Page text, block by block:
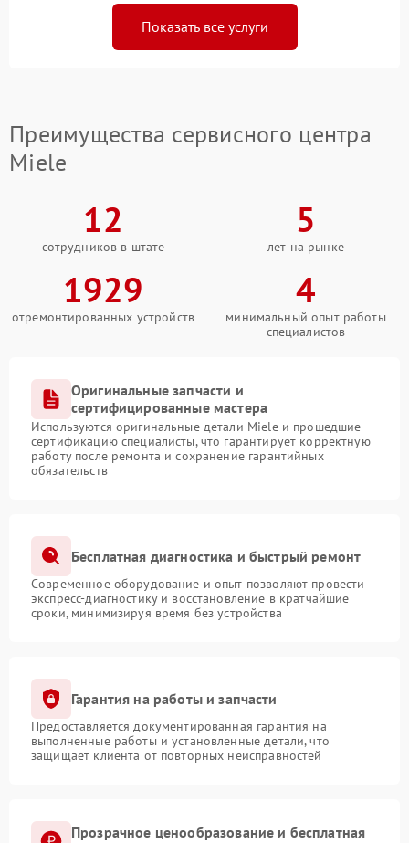
Показать все услуги
Преимущества сервисного центра
Miele
12
сотрудников в штате
5
лет на рынке
1929
отремонтированных устройств
4
минимальный опыт работы
специалистов
Оригинальные запчасти и
сертифицированные мастера
Используются оригинальные детали Miele и прошедшие
сертификацию специалисты, что гарантирует корректную
работу после ремонта и сохранение гарантийных
обязательств
Бесплатная диагностика и быстрый ремонт
Современное оборудование и опыт позволяют провести
экспресс-диагностику и восстановление в кратчайшие
сроки, минимизируя время без устройства
Гарантия на работы и запчасти
Предоставляется документированная гарантия на
выполненные работы и установленные детали, что
защищает клиента от повторных неисправностей
Прозрачное ценообразование и бесплатная